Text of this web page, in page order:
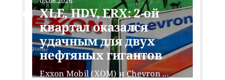
XLE, HDV, ERX: 2-ой
квартал оказался
удачным для двух
нефтяных гигантов
Exxon Mobil (XOM) и Chevron ...